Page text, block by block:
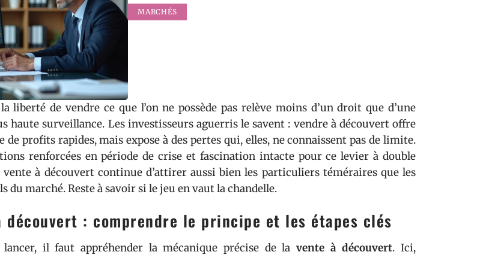
MARCHÉS
liberté de vendre ce que l’on ne possède pas relève moins d’un droit que d’une
haute surveillance. Les investisseurs aguerris le savent : vendre à découvert offre
de profits rapides, mais expose à des pertes qui, elles, ne connaissent pas de limite.
renforcées en période de crise et fascination intacte pour ce levier à double
à découvert continue d’attirer aussi bien les particuliers téméraires que les
du marché. Reste à savoir si le jeu en vaut la chandelle.
découvert : comprendre le principe et les étapes clés
il faut appréhender la mécanique précise de la vente à découvert. Ici,